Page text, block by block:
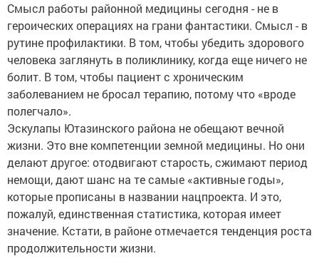
Смысл работы районной медицины сегодня - не в
героических операциях на грани фантастики. Смысл - в
рутине профилактики. В том, чтобы убедить здорового
человека заглянуть в поликлинику, когда еще ничего не
болит. В том, чтобы пациент с хроническим
заболеванием не бросал терапию, потому что «вроде
полегчало».
Эскулапы Ютазинского района не обещают вечной
жизни. Это вне компетенции земной медицины. Но они
делают другое: отодвигают старость, сжимают период
немощи, дают шанс на те самые «активные годы»,
которые прописаны в названии нацпроекта. И это,
пожалуй, единственная статистика, которая имеет
значение. Кстати, в районе отмечается тенденция роста
продолжительности жизни.